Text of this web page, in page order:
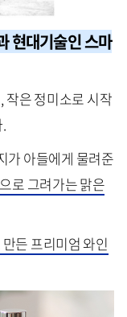
현대기술인 스마
작은 정미소로 시작
가 아들에게 물려준
로 그려가는 맑은
든 프리미엄 와인